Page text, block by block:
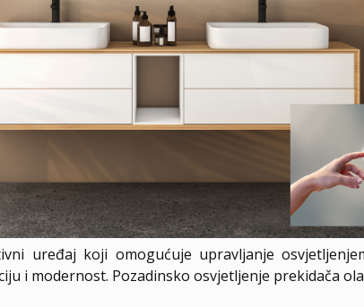
uređaj koji omogućuje upravljanje
i modernost. Pozadinsko osvjetljenje prekidača